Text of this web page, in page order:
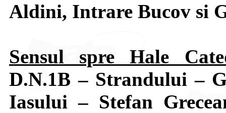
Aldini, Intrare Bucov si
Sensul spre Hale
D.N.1B – Strandului –
Iasului – Stefan